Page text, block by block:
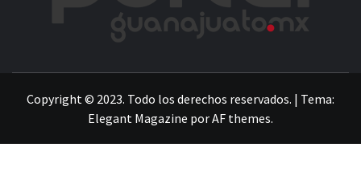
Copyright © 2023. Todo los derechos reservados. | Tema:
Elegant Magazine porAF themes.